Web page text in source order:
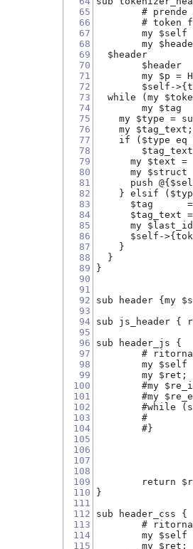
65
66
67
68
69
70
71
72
73
74
75
76
77
78
79
80
81
82
83
84
85
86
87
88
89
90
91
92
93
94
95
96
97
98
99
100
101
102
103
104
105
106
107
108
109
110
111
112
113
114
115
#
# token
my $p =
while (my
my
my $type =
    my $tag_text;
if ($type eq
my $text =
my $struct
push
} elsif
$tag
$tag_text
my
$self-
    }
  }
}
sub header
sub js_header {
sub header_js {
#
my $self
        my $ret;
#my
#my
#while
#
        #}
return
}
sub header_css {
#
my
	my $ret;